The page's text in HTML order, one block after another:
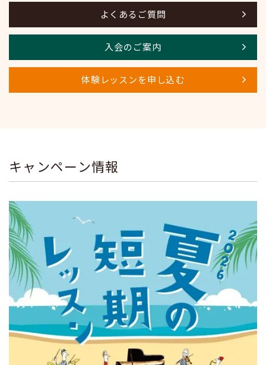
よくあるご質問
入会のご案内
体験レッスンを申し込む
キャンペーン情報